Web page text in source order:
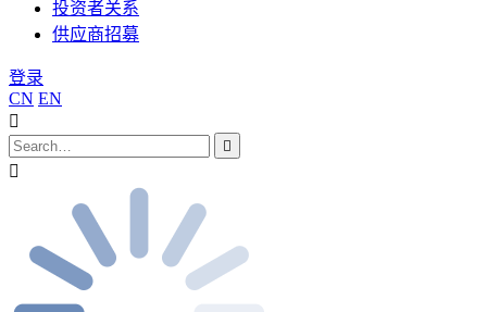
投资者关系
供应商招募
登录
CN EN